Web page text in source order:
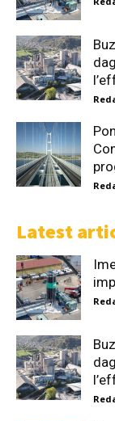
Latest